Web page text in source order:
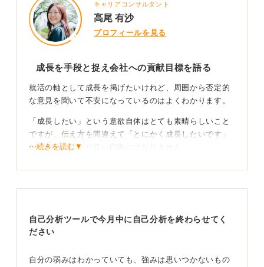
キャリアコンサルタント
高尾 有沙
プロフィールを見る
成長を手段と捉え会社への貢献目標を語る
就活の軸として成長を掲げたいけれど、周囲から否定的
な意見を聞いて不安になっているのはよくわかります。
「成長したい」という意欲自体はとても素晴らしいこと
ですが、伝え方を間違えて「とにかく成長したいです」
だけだと、あまり良い印象にはなりません。
るというお客様意識は企業から警戒される可能性があり
ます。
だけの人を採用したいとは思わないでしょう。
⋯続きを読む▼
自己分析ツールで今月中に自己分析を終わらせてく
ださい
自分の弱みはわかっていても、強みは思いつかないもの